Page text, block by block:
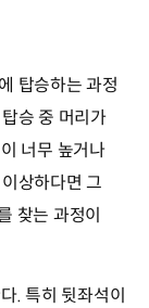
탑승하는 과정
승 중 머리가
너무 높거나
상하다면 그
찾는 과정이
. 특히 뒷좌석이